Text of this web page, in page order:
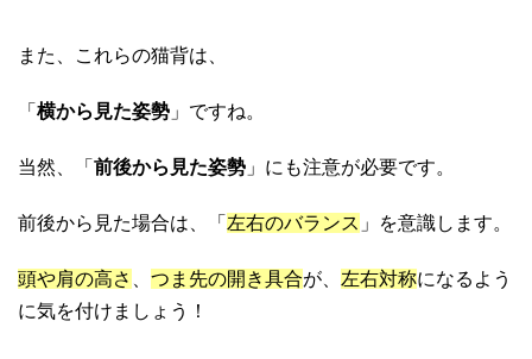
また、これらの猫背は、
「 横から見た姿勢 」ですね。
当然、「 前後から見た姿勢 」にも注意が必要です。
前後から見た場合は、「 左右のバランス 」を意識します。
頭や肩の高さ つま先の開き具合が、 左右対称になるよう
に気を付けましょう！